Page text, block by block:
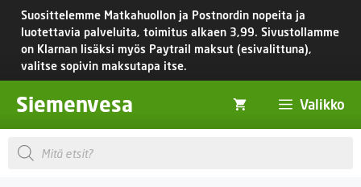
Siirry
sisältöön
Suosittelemme Matkahuollon ja Postnordin nopeita ja
luotettavia palveluita, toimitus alkaen 3,99. Sivustollamme
on Klarnan lisäksi myös Paytrail maksut (esivalittuna),
valitse sopivin maksutapa itse.
Siemenvesa Valikko
Products
search